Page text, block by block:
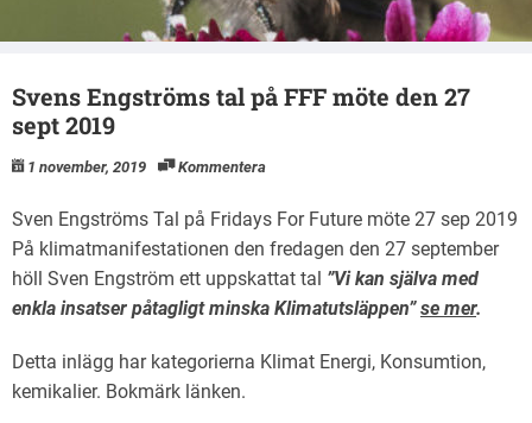
Rapporter & Stadgar
Kontakt
Svens Engströms tal på FFF möte den 27
sept 2019
1 november, 2019 Kommentera
Sven Engströms Tal på Fridays For Future möte 27 sep 2019
På klimatmanifestationen den fredagen den 27 september
höll Sven Engström ett uppskattat tal ”Vi kan själva med
enkla insatser påtagligt minska Klimatutsläppen”se mer.
Detta inlägg har kategorierna Klimat Energi, Konsumtion,
kemikalier. Bokmärk länken.